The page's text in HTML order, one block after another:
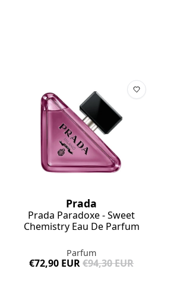
Prada
Prada Paradoxe - Sweet
Chemistry Eau De Parfum
Parfum
€72,90 EUR€94,30 EUR